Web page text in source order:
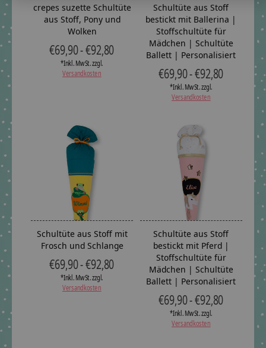
crepes suzette Schultüte
aus Stoff, Pony und
Wolken
€69,90 - €92,80
*Inkl. MwSt. zzgl.
Versandkosten
Schultüte aus Stoff
bestickt mit Ballerina |
Stoffschultüte für
Mädchen | Schultüte
Ballett | Personalisiert
€69,90 - €92,80
*Inkl. MwSt. zzgl.
Versandkosten
Schultüte aus Stoff mit
Frosch und Schlange
€69,90 - €92,80
*Inkl. MwSt. zzgl.
Versandkosten
Schultüte aus Stoff
bestickt mit Pferd |
Stoffschultüte für
Mädchen | Schultüte
Ballett | Personalisiert
€69,90 - €92,80
*Inkl. MwSt. zzgl.
Versandkosten